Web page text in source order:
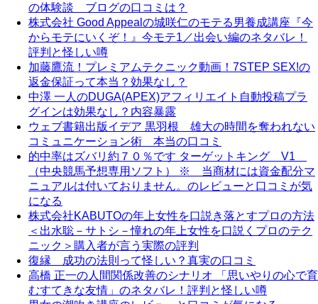
の体験談 ブログの口コミは？
株式会社 Good Appealの城咲仁のモテる男養成講座『今
からモテにいくぞ！』今モテ1／出会い編のネタバレ！
評判と怪しい噂
加藤鷹流！プレミアムテクニック動画！7STEP SEX!の
返金保証って本当？効果なし？
中澤 一人のDUGA(APEX)アフィリエイト自動投稿プラ
グインは効果なし？内容暴露
ウェブ書籍出版イデア 黒羽根 雄大の時間を奪われない
コミュニケーション術 本当の口コミ
的中率はズバリ約７０％です ターゲットキング V1
（中央競馬予想専用ソフト） ※ 当商材には資金配分マ
ニュアルは付いておりません。のレビューと口コミが気
になる
株式会社KABUTOの年上女性を口説き落とすプロの方法
＜出水聡－サトシ－憧れの年上女性を口説くプロのテク
ニック＞購入者が言う実際の評判
復縁 成功の法則って怪しい？真実の口コミ
高橋 正一の人間関係改善のシナリオ 「思いやりの心で育
むすてきな友情」のネタバレ！評判と怪しい噂